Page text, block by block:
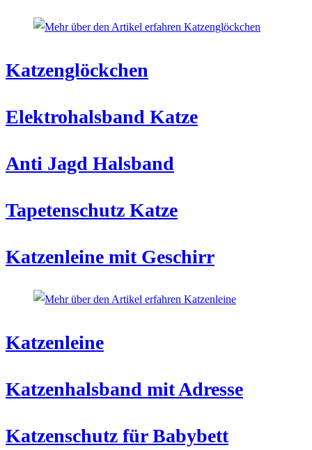
Katzenglöckchen
Elektrohalsband Katze
Anti Jagd Halsband
Tapetenschutz Katze
Katzenleine mit Geschirr
Katzenleine
Katzenhalsband mit Adresse
Katzenschutz für Babybett